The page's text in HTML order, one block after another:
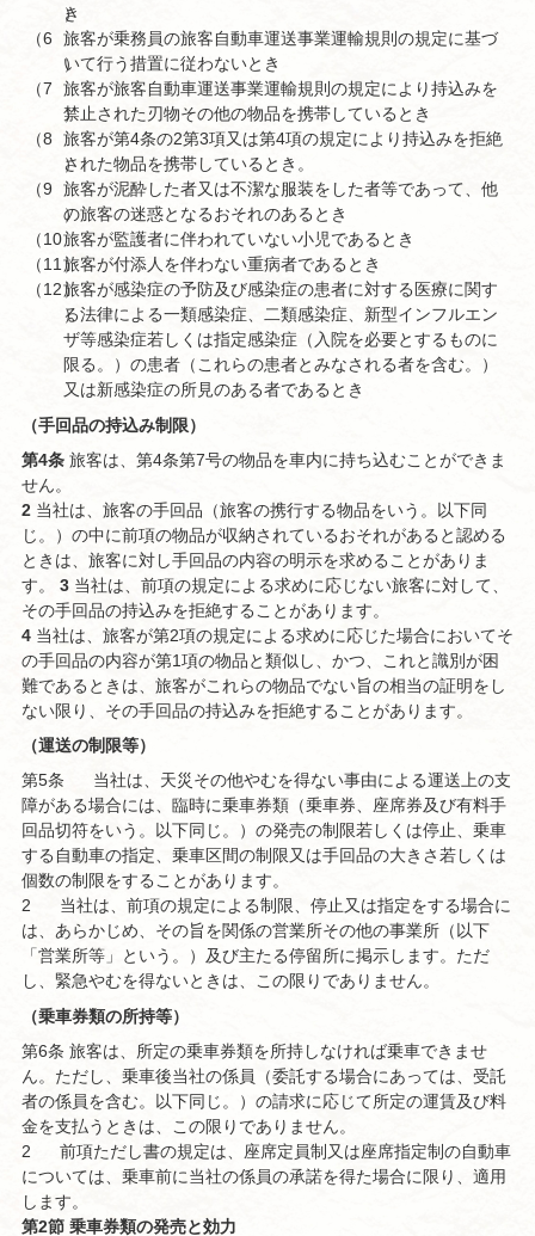
）
き
（6
）
旅客が乗務員の旅客自動車運送事業運輸規則の規定に基づ
いて行う措置に従わないとき
（7
）
旅客が旅客自動車運送事業運輸規則の規定により持込みを
禁止された刃物その他の物品を携帯しているとき
（8
）
旅客が第4条の2第3項又は第4項の規定により持込みを拒絶
された物品を携帯しているとき。
（9
）
旅客が泥酔した者又は不潔な服装をした者等であって、他
の旅客の迷惑となるおそれのあるとき
（10
）
旅客が監護者に伴われていない小児であるとき
（11
）
旅客が付添人を伴わない重病者であるとき
（12
）
旅客が感染症の予防及び感染症の患者に対する医療に関す
る法律による一類感染症、二類感染症、新型インフルエン
ザ等感染症若しくは指定感染症（入院を必要とするものに
限る。）の患者（これらの患者とみなされる者を含む。）
又は新感染症の所見のある者であるとき
（手回品の持込み制限）
第4条 旅客は、第4条第7号の物品を車内に持ち込むことができま
せん。
2 当社は、旅客の手回品（旅客の携行する物品をいう。以下同
じ。）の中に前項の物品が収納されているおそれがあると認める
ときは、旅客に対し手回品の内容の明示を求めることがありま
す。 3 当社は、前項の規定による求めに応じない旅客に対して、
その手回品の持込みを拒絶することがあります。
4 当社は、旅客が第2項の規定による求めに応じた場合においてそ
の手回品の内容が第1項の物品と類似し、かつ、これと識別が困
難であるときは、旅客がこれらの物品でない旨の相当の証明をし
ない限り、その手回品の持込みを拒絶することがあります。
（運送の制限等）
第5条
当社は、天災その他やむを得ない事由による運送上の支
障がある場合には、臨時に乗車券類（乗車券、座席券及び有料手
回品切符をいう。以下同じ。）の発売の制限若しくは停止、乗車
する自動車の指定、乗車区間の制限又は手回品の大きさ若しくは
個数の制限をすることがあります。
2
当社は、前項の規定による制限、停止又は指定をする場合に
は、あらかじめ、その旨を関係の営業所その他の事業所（以下
「営業所等」という。）及び主たる停留所に掲示します。ただ
し、緊急やむを得ないときは、この限りでありません。
（乗車券類の所持等）
第6条 旅客は、所定の乗車券類を所持しなければ乗車できませ
ん。ただし、乗車後当社の係員（委託する場合にあっては、受託
者の係員を含む。以下同じ。）の請求に応じて所定の運賃及び料
金を支払うときは、この限りでありません。
2
前項ただし書の規定は、座席定員制又は座席指定制の自動車
については、乗車前に当社の係員の承諾を得た場合に限り、適用
します。
第2節 乗車券類の発売と効力